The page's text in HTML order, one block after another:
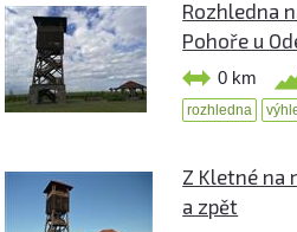
Rozhledna
Pohoře u
0 km
rozhledna
Z Kletné na
a zpět